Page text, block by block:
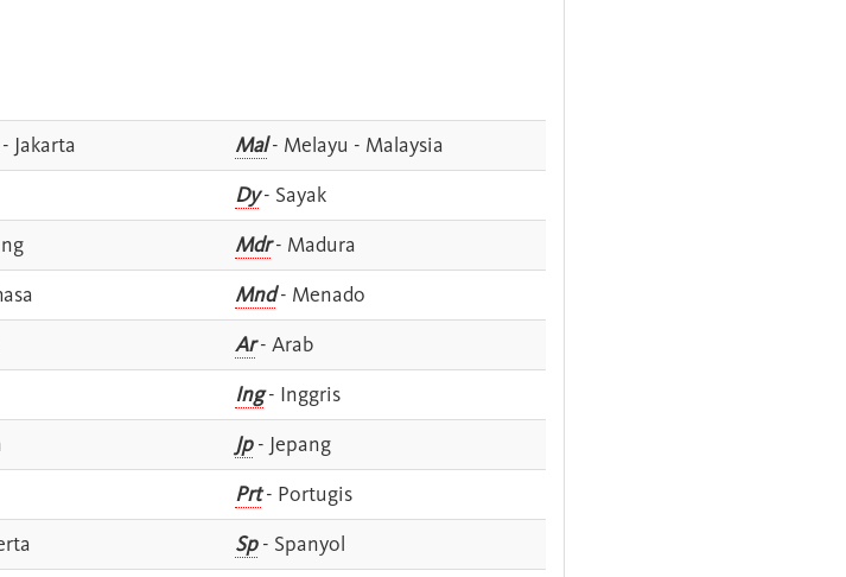
Jakarta Mal- Melayu - Malaysia
Dy- Sayak
Mdr- Madura
Mnd- Menado
Ar- Arab
Ing- Inggris
Jp- Jepang
Prt- Portugis
Sp- Spanyol